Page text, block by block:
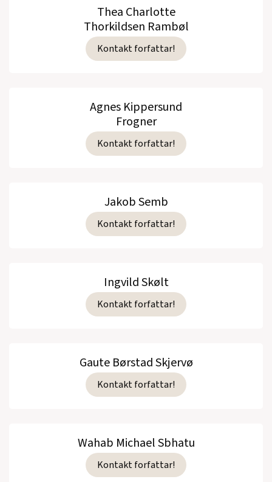
Thea Charlotte
Thorkildsen Rambøl
Kontakt forfattar!
Agnes Kippersund
Frogner
Kontakt forfattar!
Jakob Semb
Kontakt forfattar!
Ingvild Skølt
Kontakt forfattar!
Gaute Børstad Skjervø
Kontakt forfattar!
Wahab Michael Sbhatu
Kontakt forfattar!